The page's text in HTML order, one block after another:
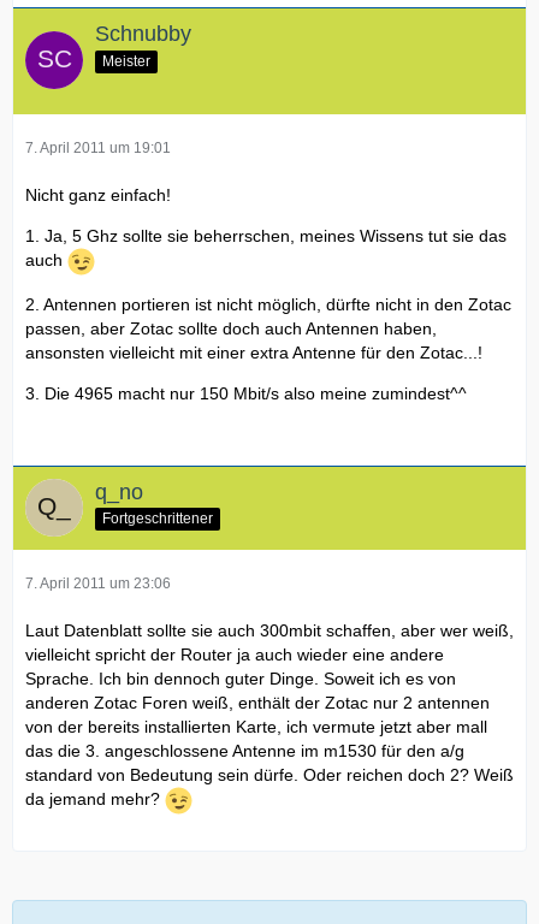
Schnubby
Meister
7. April 2011 um 19:01
Nicht ganz einfach!
1. Ja, 5 Ghz sollte sie beherrschen, meines Wissens tut sie das
auch
2. Antennen portieren ist nicht möglich, dürfte nicht in den Zotac
passen, aber Zotac sollte doch auch Antennen haben,
ansonsten vielleicht mit einer extra Antenne für den Zotac...!
3. Die 4965 macht nur 150 Mbit/s also meine zumindest^^
q_no
Fortgeschrittener
7. April 2011 um 23:06
Laut Datenblatt sollte sie auch 300mbit schaffen, aber wer weiß,
vielleicht spricht der Router ja auch wieder eine andere
Sprache. Ich bin dennoch guter Dinge. Soweit ich es von
anderen Zotac Foren weiß, enthält der Zotac nur 2 antennen
von der bereits installierten Karte, ich vermute jetzt aber mall
das die 3. angeschlossene Antenne im m1530 für den a/g
standard von Bedeutung sein dürfe. Oder reichen doch 2? Weiß
da jemand mehr?